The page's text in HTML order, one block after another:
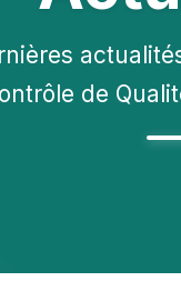
de